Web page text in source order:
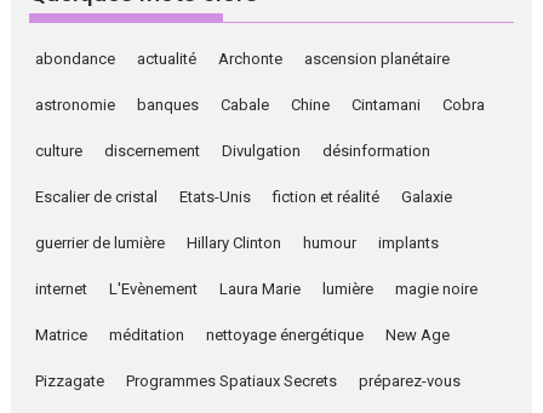
abondance actualité Archonte ascension planétaire
astronomie banques Cabale Chine Cintamani Cobra
culture discernement Divulgation désinformation
Escalier de cristal Etats-Unis fiction et réalité Galaxie
guerrier de lumière Hillary Clinton humour implants
internet L'Evènement Laura Marie lumière magie noire
Matrice méditation nettoyage énergétique New Age
Pizzagate Programmes Spatiaux Secrets préparez-vous